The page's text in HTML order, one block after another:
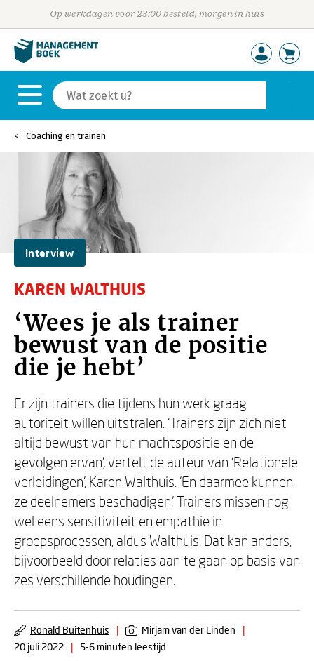
Op werkdagen voor 23:00 besteld, morgen in huis
Coaching en trainen
Interview
KAREN WALTHUIS
‘Wees je als trainer
bewust van de positie
die je hebt’
Er zijn trainers die tijdens hun werk graag
autoriteit willen uitstralen. ‘Trainers zijn zich niet
altijd bewust van hun machtspositie en de
gevolgen ervan’, vertelt de auteur van ‘Relationele
verleidingen’, Karen Walthuis. ‘En daarmee kunnen
ze deelnemers beschadigen.’ Trainers missen nog
wel eens sensitiviteit en empathie in
groepsprocessen, aldus Walthuis. Dat kan anders,
bijvoorbeeld door relaties aan te gaan op basis van
zes verschillende houdingen.
Ronald Buitenhuis | Mirjam van der Linden
|
20 juli 2022
| 5-6 minuten leestijd